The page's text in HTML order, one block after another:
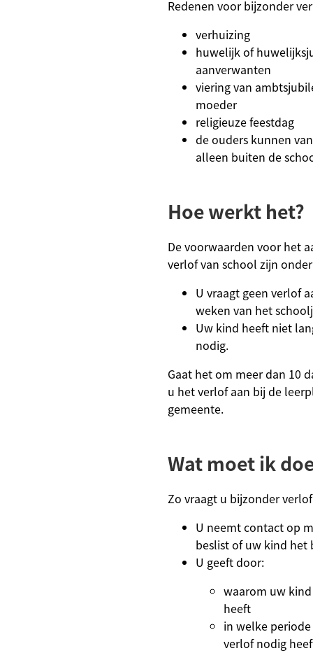
Redenen voor bijzonder
verhuizing
huwelijk of
aanverwanten
viering van
moeder
religieuze feestdag
de ouders kunnen
alleen buiten de
Hoe werkt het?
De voorwaarden voor het
verlof van school zijn
U vraagt geen verlof
weken van het
Uw kind heeft niet
nodig.
Gaat het om meer dan 10
u het verlof aan bij de
gemeente.
Wat moet ik
Zo vraagt u bijzonder
U neemt contact op
beslist of uw kind
U geeft door:
waarom uw
heeft
in welke
verlof nodig